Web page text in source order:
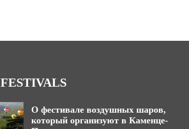
FESTIVALS
О фестивале воздушных шаров,
который организуют в Каменце-